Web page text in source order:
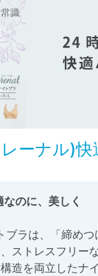
ーナル)快
のに、美しく
ブラは、「締めつ
ストレスフリー
造を両立したナ